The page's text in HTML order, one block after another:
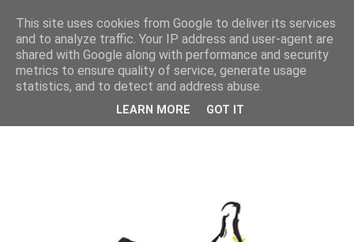
MENU
This site uses cookies from Google to deliver its services
and to analyze traffic. Your IP address and user-agent are
shared with Google along with performance and security
metrics to ensure quality of service, generate usage
statistics, and to detect and address abuse.
LEARN MORE GOT IT